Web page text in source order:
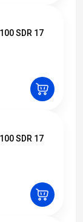
SDR 17
SDR 17